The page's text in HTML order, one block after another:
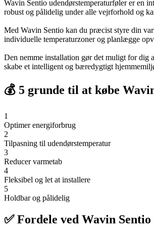
Wavin Sentio udendørstemperaturføler er en
robust og pålidelig under alle vejrforhold og
Med Wavin Sentio kan du præcist styre din
individuelle temperaturzoner og planlægge
Den nemme installation gør det muligt for dig
skabe et intelligent og bæredygtigt
💰 5 grunde til at købe
1
Optimer energiforbrug
2
Tilpasning til udendørstemperatur
3
Reducer varmetab
4
Fleksibel og let at installere
5
Holdbar og pålidelig
✅ Fordele ved Wavin